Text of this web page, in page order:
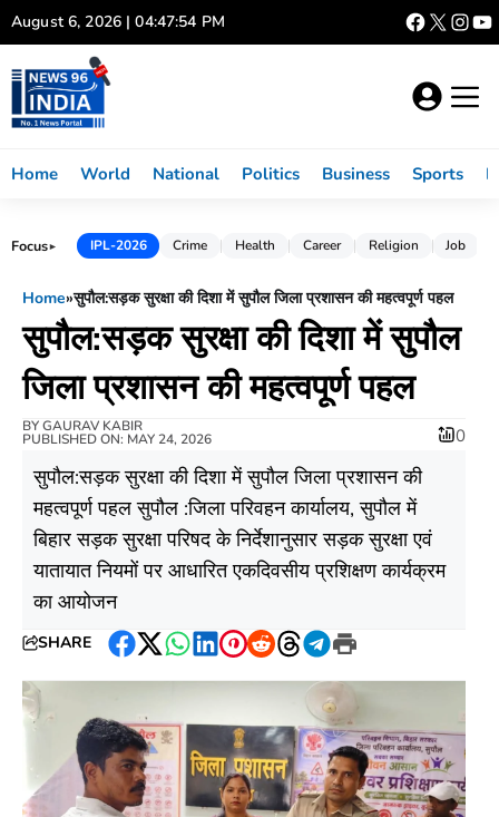
Skip
to
content
August 6, 2026 | 04:47:55 PM
Home World National Politics Business Sports
Focus► IPL-2026 Crime Health Career Religion Job
Home»सुपौल:सड़क सुरक्षा की दिशा में सुपौल जिला प्रशासन की महत्वपूर्ण पहल
सुपौल:सड़क सुरक्षा की दिशा में सुपौल
जिला प्रशासन की महत्वपूर्ण पहल
BYGAURAV KABIR
PUBLISHED ON: MAY 24, 2026 0
सुपौल:सड़क सुरक्षा की दिशा में सुपौल जिला प्रशासन की
महत्वपूर्ण पहल सुपौल :जिला परिवहन कार्यालय, सुपौल में
बिहार सड़क सुरक्षा परिषद के निर्देशानुसार सड़क सुरक्षा एवं
यातायात नियमों पर आधारित एकदिवसीय प्रशिक्षण कार्यक्रम
का आयोजन
SHARE
Facebook
Twitter
WhatsApp
LinkedIn
Pinterest
RedditThreads
Telegram
Print